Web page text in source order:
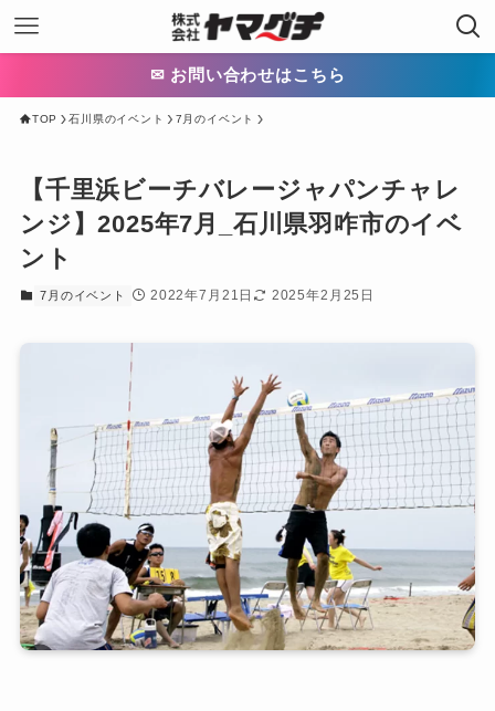
✉ お問い合わせはこちら
TOP 石川県のイベント 7月のイベント
【千里浜ビーチバレージャパンチャレ
ンジ】2025年7月_石川県羽咋市のイベ
ント
7月のイベント 2022年7月21日 2025年2月25日